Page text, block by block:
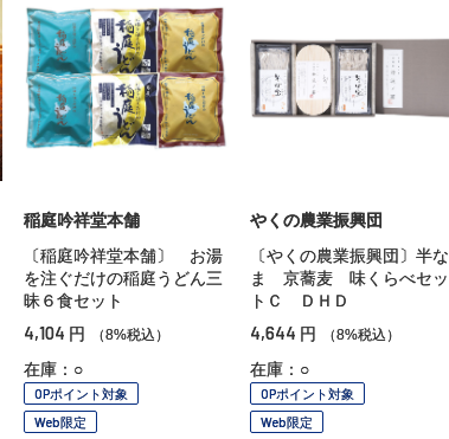
稲庭吟祥堂本舗
〔稲庭吟祥堂本舗〕 お湯
を注ぐだけの稲庭うどん三
昧６食セット
4,104 円 （8%税込）
在庫：○
OPポイント対象
Web限定
やくの農業振興団
〔やくの農業振興団〕半な
ま 京蕎麦 味くらべセッ
トＣ ＤＨＤ
4,644 円 （8%税込）
在庫：○
OPポイント対象
Web限定